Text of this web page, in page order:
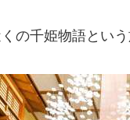
の千姫物語とい